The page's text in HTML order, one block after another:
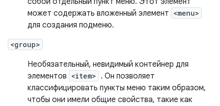
может содержать вложенный элемент <menu>
для создания подменю.
<group>
Необязательный, невидимый контейнер для
элементов <item> . Он позволяет
классифицировать пункты меню таким образом,
чтобы они имели общие свойства, такие как